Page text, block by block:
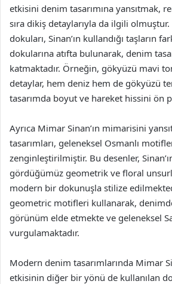
etkisini denim tasarımına yansıtmak,
sıra dikiş detaylarıyla da ilgili
dokuları, Sinan’ın kullandığı taşların
dokularına atıfta bulunarak, denim
katmaktadır. Örneğin, gökyüzü mavi
detaylar, hem deniz hem de gökyüzü
tasarımda boyut ve hareket hissini ön
Ayrıca Mimar Sinan’ın mimarisini
tasarımları, geleneksel Osmanlı
zenginleştirilmiştir. Bu desenler,
gördüğümüz geometrik ve floral
modern bir dokunuşla stilize
geometric motifleri kullanarak,
görünüm elde etmekte ve geleneksel
vurgulamaktadır.
Modern denim tasarımlarında Mimar
etkisinin diğer bir yönü de kullanılan